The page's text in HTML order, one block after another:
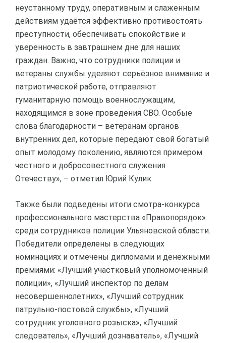
неустанному труду, оперативным и слаженным
действиям удаётся эффективно противостоять
преступности, обеспечивать спокойствие и
уверенность в завтрашнем дне для наших
граждан. Важно, что сотрудники полиции и
ветераны службы уделяют серьёзное внимание и
патриотической работе, отправляют
гуманитарную помощь военнослужащим,
находящимся в зоне проведения СВО. Особые
слова благодарности – ветеранам органов
внутренних дел, которые передают свой богатый
опыт молодому поколению, являются примером
честного и добросовестного служения
Отечеству», – отметил Юрий Кулик.
Также были подведены итоги смотра-конкурса
профессионального мастерства «Правопорядок»
среди сотрудников полиции Ульяновской области.
Победители определены в следующих
номинациях и отмечены дипломами и денежными
премиями: «Лучший участковый уполномоченный
полиции», «Лучший инспектор по делам
несовершеннолетних», «Лучший сотрудник
патрульно-постовой службы», «Лучший
сотрудник уголовного розыска», «Лучший
следователь», «Лучший дознаватель», «Лучший